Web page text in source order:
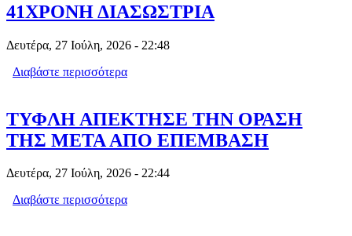
41ΧΡΟΝΗ ΔΙΑΣΩΣΤΡΙΑ
Δευτέρα, 27 Ιούλη, 2026 - 22:48
Διαβάστε περισσότερα
ΤΥΦΛΗ ΑΠΕΚΤΗΣΕ ΤΗΝ ΟΡΑΣΗ
ΤΗΣ ΜΕΤΑ ΑΠΟ ΕΠΕΜΒΑΣΗ
Δευτέρα, 27 Ιούλη, 2026 - 22:44
Διαβάστε περισσότερα